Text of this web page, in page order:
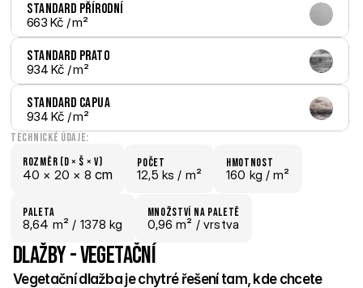
Standard Přírodní
663 Kč / m²
Standard Prato
934 Kč / m²
Standard Capua
934 Kč / m²
Technické údaje:
Rozměr (D × š × V)
40 × 20 × 8 cm
počet
12,5 ks / m²
hmotnost
160 kg / m²
paletA
8,64 m² / 1378 kg
Množství na paletě
0,96 m² / vrstva
Dlažby - vegetační
Vegetační dlažba je chytré řešení tam, kde chcete